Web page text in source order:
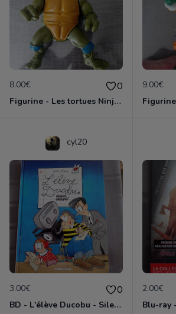
8.00€ 0
Figurine - Les tortues Ninja - Leonardo
9.00€
cyl20
3.00€ 0
BD - L'élève Ducobu - Silence, on copie
2.00€
Blu-ray